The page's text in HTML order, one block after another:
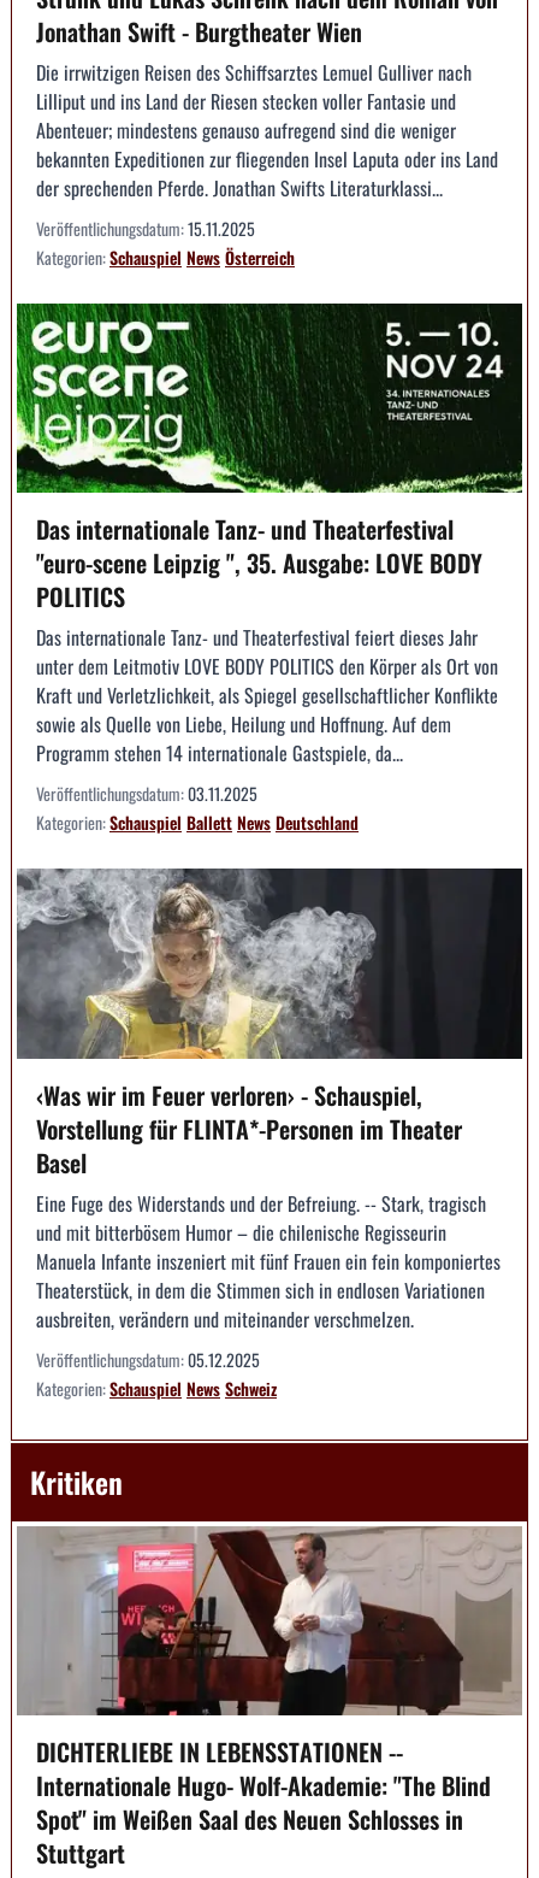
Jonathan Swift - Burgtheater Wien
Die irrwitzigen Reisen des Schiffsarztes Lemuel Gulliver nach
Lilliput und ins Land der Riesen stecken voller Fantasie und
Abenteuer; mindestens genauso aufregend sind die weniger
bekannten Expeditionen zur fliegenden Insel Laputa oder ins Land
der sprechenden Pferde. Jonathan Swifts Literaturklassi...
Veröffentlichungsdatum:15.11.2025
Kategorien:Schauspiel NewsÖsterreich
Das internationale Tanz- und Theaterfestival
"euro-scene Leipzig ", 35. Ausgabe: LOVE BODY
POLITICS
Das internationale Tanz- und Theaterfestival feiert dieses Jahr
unter dem Leitmotiv LOVE BODY POLITICS den Körper als Ort von
Kraft und Verletzlichkeit, als Spiegel gesellschaftlicher Konflikte
sowie als Quelle von Liebe, Heilung und Hoffnung. Auf dem
Programm stehen 14 internationale Gastspiele, da...
Veröffentlichungsdatum:03.11.2025
Kategorien:Schauspiel BallettNewsDeutschland
‹Was wir im Feuer verloren› - Schauspiel,
Vorstellung für FLINTA*-Personen im Theater
Basel
Eine Fuge des Widerstands und der Befreiung. -- Stark, tragisch
und mit bitterbösem Humor – die chilenische Regisseurin
Manuela Infante inszeniert mit fünf Frauen ein fein komponiertes
Theaterstück, in dem die Stimmen sich in endlosen Variationen
ausbreiten, verändern und miteinander verschmelzen.
Veröffentlichungsdatum:05.12.2025
Kategorien:Schauspiel NewsSchweiz
Kritiken
DICHTERLIEBE IN LEBENSSTATIONEN --
Internationale Hugo- Wolf-Akademie: "The Blind
Spot" im Weißen Saal des Neuen Schlosses in
Stuttgart